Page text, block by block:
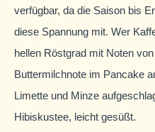
verfügbar, da die Saison bis
diese Spannung mit. Wer
hellen Röstgrad mit Noten
Buttermilchnote im Pancake
Limette und Minze
Hibiskustee, leicht gesüßt.